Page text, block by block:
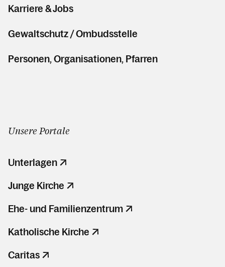
Karriere & Jobs
Gewaltschutz / Ombudsstelle
Personen, Organisationen, Pfarren
Unsere Portale
Unterlagen
Junge Kirche
Ehe- und Familienzentrum
Katholische Kirche
Caritas